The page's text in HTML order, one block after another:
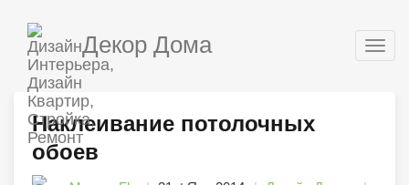
Декор Дома
Наклеивание потолочных
обоев